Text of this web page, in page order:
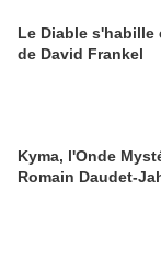
Le Diable s'habille
de David Frankel
Kyma, l'Onde
Romain Daudet-